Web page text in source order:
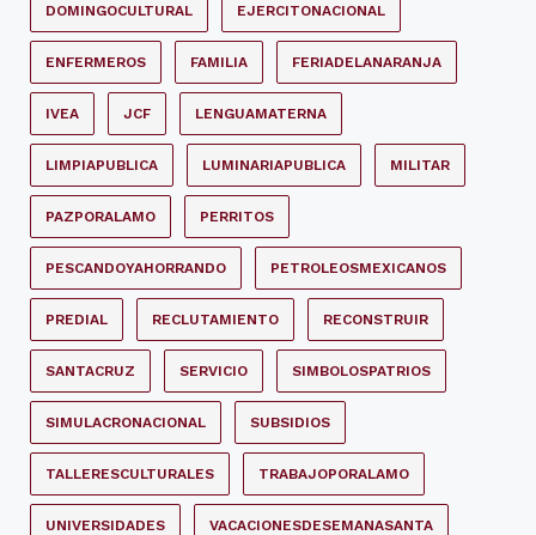
DOMINGOCULTURAL EJERCITONACIONAL
ENFERMEROS FAMILIA FERIADELANARANJA
IVEA JCF LENGUAMATERNA
LIMPIAPUBLICA LUMINARIAPUBLICA MILITAR
PAZPORALAMO PERRITOS
PESCANDOYAHORRANDO PETROLEOSMEXICANOS
PREDIAL RECLUTAMIENTO RECONSTRUIR
SANTACRUZ SERVICIO SIMBOLOSPATRIOS
SIMULACRONACIONAL SUBSIDIOS
TALLERESCULTURALES TRABAJOPORALAMO
UNIVERSIDADES VACACIONESDESEMANASANTA